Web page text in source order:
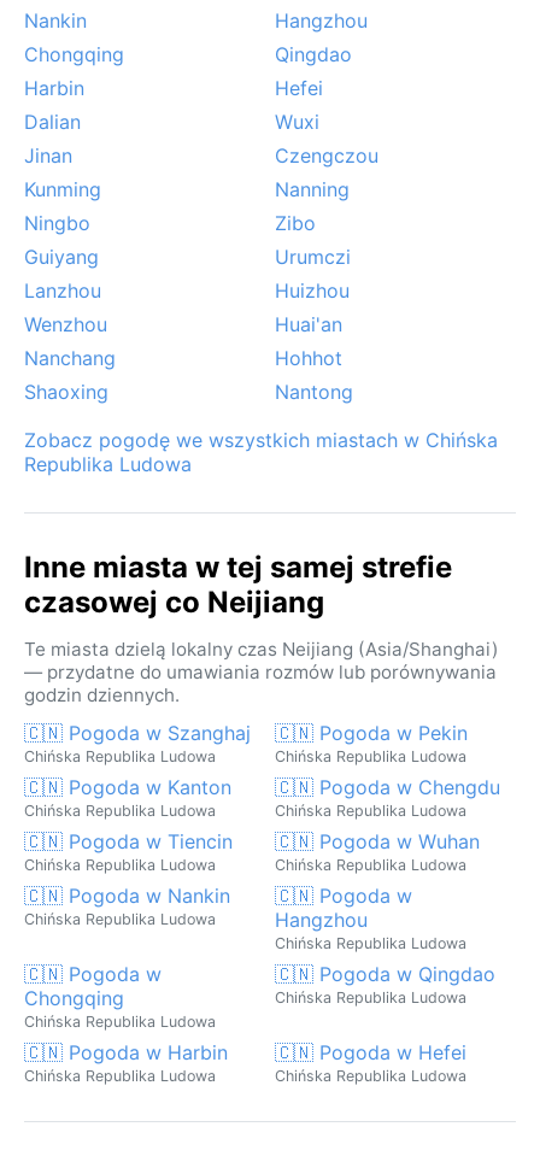
Nankin
Hangzhou
Chongqing
Qingdao
Harbin
Hefei
Dalian
Wuxi
Jinan
Czengczou
Kunming
Nanning
Ningbo
Zibo
Guiyang
Urumczi
Lanzhou
Huizhou
Wenzhou
Huai'an
Nanchang
Hohhot
Shaoxing
Nantong
Zobacz pogodę we wszystkich miastach w Chińska
Republika Ludowa
Inne miasta w tej samej strefie
czasowej co Neijiang
Te miasta dzielą lokalny czas Neijiang (Asia/Shanghai)
— przydatne do umawiania rozmów lub porównywania
godzin dziennych.
🇨🇳 Pogoda w Szanghaj
Chińska Republika Ludowa
🇨🇳 Pogoda w Pekin
Chińska Republika Ludowa
🇨🇳 Pogoda w Kanton
Chińska Republika Ludowa
🇨🇳 Pogoda w Chengdu
Chińska Republika Ludowa
🇨🇳 Pogoda w Tiencin
Chińska Republika Ludowa
🇨🇳 Pogoda w Wuhan
Chińska Republika Ludowa
🇨🇳 Pogoda w Nankin
Chińska Republika Ludowa
🇨🇳 Pogoda w
Hangzhou
Chińska Republika Ludowa
🇨🇳 Pogoda w
Chongqing
Chińska Republika Ludowa
🇨🇳 Pogoda w Qingdao
Chińska Republika Ludowa
🇨🇳 Pogoda w Harbin
Chińska Republika Ludowa
🇨🇳 Pogoda w Hefei
Chińska Republika Ludowa